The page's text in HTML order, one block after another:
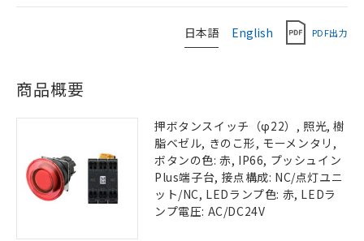
日本語 English PDF出力
商品概要
押ボタンスイッチ（φ22）, 照光, 樹
脂ベゼル, きのこ形, モーメンタリ,
ボタンの色: 赤, IP66, プッシュイン
Plus端子台, 接点構成: NC/点灯ユニ
ット/NC, LEDランプ色: 赤, LEDラ
ンプ電圧: AC/DC24V